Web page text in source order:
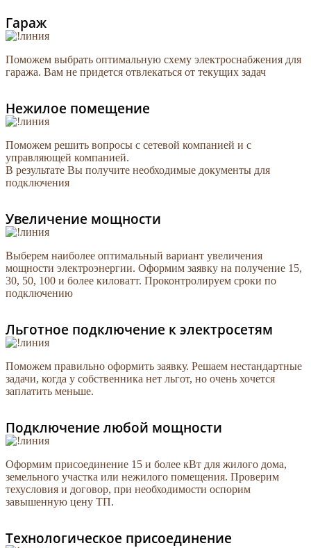
Гараж
Поможем выбрать оптимальную схему электроснабжения для
гаража. Вам не придется отвлекаться от текущих задач
Нежилое помещение
Поможем решить вопросы с сетевой компанией и с
управляющей компанией.
В результате Вы получите необходимые документы для
подключения
Увеличение мощности
Выберем наиболее оптимальный вариант увеличения
мощности электроэнергии. Оформим заявку на получение 15,
30, 50, 100 и более киловатт. Проконтролируем сроки по
подключению
Льготное подключение к электросетям
Поможем правильно оформить заявку. Решаем нестандартные
задачи, когда у собственника нет льгот, но очень хочется
заплатить меньше.
Подключение любой мощности
Оформим присоединение 15 и более кВт для жилого дома,
земельного участка или нежилого помещения. Проверим
техусловия и договор, при необходимости оспорим
завышенную цену ТП.
Технологическое присоединение